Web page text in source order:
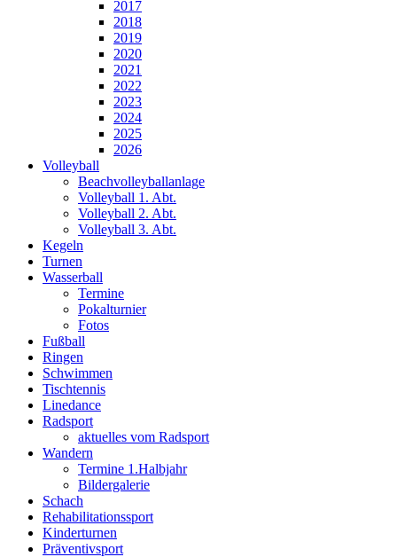
2017
2018
2019
2020
2021
2022
2023
2024
2025
2026
Volleyball
Beachvolleyballanlage
Volleyball 1. Abt.
Volleyball 2. Abt.
Volleyball 3. Abt.
Kegeln
Turnen
Wasserball
Termine
Pokalturnier
Fotos
Fußball
Ringen
Schwimmen
Tischtennis
Linedance
Radsport
aktuelles vom Radsport
Wandern
Termine 1.Halbjahr
Bildergalerie
Schach
Rehabilitationssport
Kinderturnen
Präventivsport